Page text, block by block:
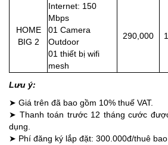
HOME
BIG 2
Internet: 150
Mbps
01 Camera
Outdoor
01 thiết bị wifi
mesh
290,000
Lưu ý:
➤ Giá trên đã bao gồm 10% thuế VAT.
➤ Thanh toán trước 12 tháng cước
dụng.
➤ Phí đăng ký lắp đặt: 300.000đ/thuê bao